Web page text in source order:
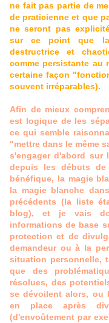
ne fait pas partie de
de praticienne et que
ne seront pas
sur ce point que la
destructrice et
comme persistante au
certaine façon
souvent irréparables).
Afin de mieux
est logique de les
ce qui semble
"mettre dans le même
s'engager d'abord sur
depuis les débuts
bénéfique, la magie
la magie blanche
précédents (la liste
blog), et je vais
informations de base
protection et de
demandeur ou à la
situation personnelle,
que des
résolues, des
se dévoilent alors, ou
en place après
(d'envoûtement par